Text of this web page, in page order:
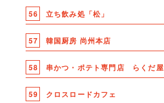
56 立ち飲み処「松」
57 韓国厨房 尚州本店
58 串かつ・ポテト専門店 らくだ屋
59 クロスロードカフェ